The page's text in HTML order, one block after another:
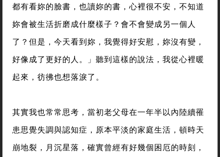
都有看妳的臉書，也讀妳的書，心裡很不安，不知道
妳會被生活折磨成什麼樣子？會不會變成另一個人
了？但是，今天看到妳，我覺得好安慰，妳沒有變，
好像成了更好的人。」聽到這樣的說法，我從心裡暖
起來，彷彿也想落淚了。
其實我也常常思考，當初老父母在一年半以內陸續罹
患思覺失調與認知症，原本平淡的家庭生活，頓時天
崩地裂，月沉星落，確實曾經有好幾個困厄的時刻，